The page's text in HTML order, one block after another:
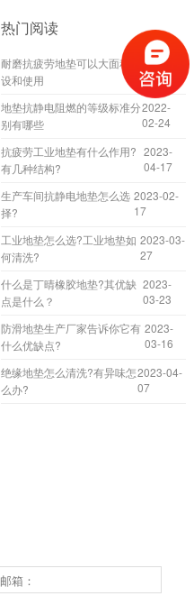
热门阅读
耐磨抗疲劳地垫可以大面积铺
设和使用
2022-
10-20
地垫抗静电阻燃的等级标准分
别有哪些
2022-
02-24
抗疲劳工业地垫有什么作用?
有几种结构?
2023-
04-17
生产车间抗静电地垫怎么选
择?
2023-02-
17
工业地垫怎么选?工业地垫如
何清洗?
2023-03-
27
什么是丁晴橡胶地垫?其优缺
点是什么？
2023-
03-23
防滑地垫生产厂家告诉你它有
什么优缺点?
2023-
03-16
绝缘地垫怎么清洗?有异味怎
么办?
2023-04-
07